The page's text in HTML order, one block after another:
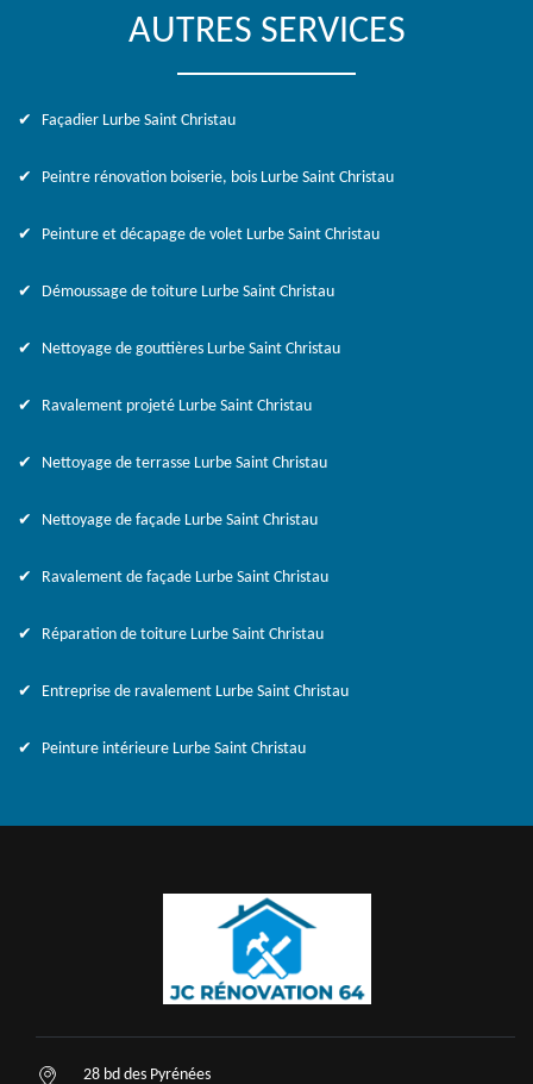
AUTRES SERVICES
Façadier Lurbe Saint Christau
Peintre rénovation boiserie, bois Lurbe Saint Christau
Peinture et décapage de volet Lurbe Saint Christau
Démoussage de toiture Lurbe Saint Christau
Nettoyage de gouttières Lurbe Saint Christau
Ravalement projeté Lurbe Saint Christau
Nettoyage de terrasse Lurbe Saint Christau
Nettoyage de façade Lurbe Saint Christau
Ravalement de façade Lurbe Saint Christau
Réparation de toiture Lurbe Saint Christau
Entreprise de ravalement Lurbe Saint Christau
Peinture intérieure Lurbe Saint Christau
28 bd des Pyrénées